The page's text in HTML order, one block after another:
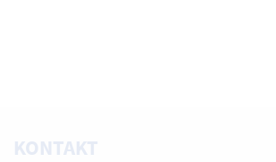
KONTAKT